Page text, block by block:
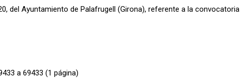
del Ayuntamiento de Palafrugell (Girona), referente a la convocatoria
a 69433 (1 página)